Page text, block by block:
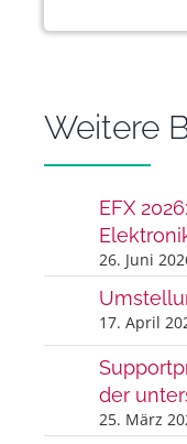
Weitere
EFX
26. Juni
17. April
der
25. März